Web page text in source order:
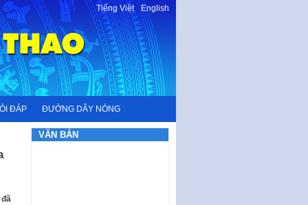
Tiếng Việt-English
ĐÁP ĐƯỜNG DÂY NÓNG
VĂN BẢN